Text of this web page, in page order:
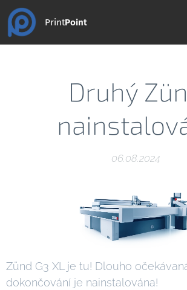
PrintPoint
Druhý
06.08.2024
Zünd G3 XL je tu! Dlouho
dokončování je nainstalována!